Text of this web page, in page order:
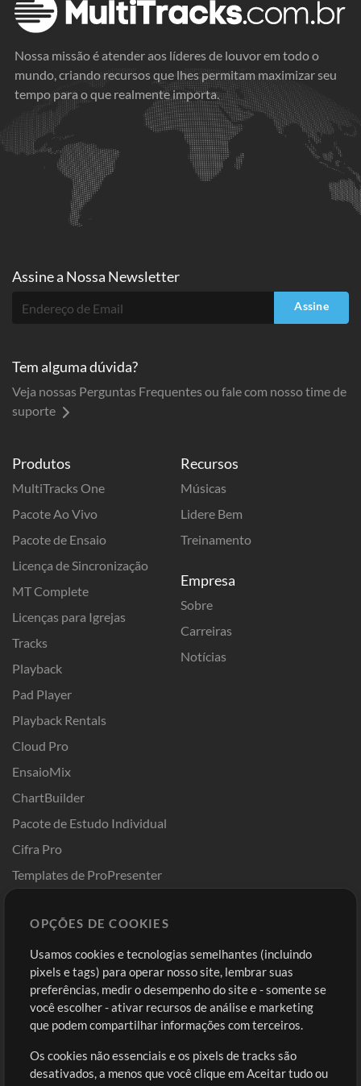
Nossa missão é atender aos líderes de louvor em todo o
mundo, criando recursos que lhes permitam maximizar seu
tempo para o que realmente importa.
Produtos
MultiTracks One
Pacote Ao Vivo
Pacote de Ensaio
Licença de Sincronização
MT Complete
Licenças para Igrejas
Tracks
Playback
Pad Player
Playback Rentals
Cloud Pro
EnsaioMix
ChartBuilder
Pacote de Estudo Individual
Cifra Pro
Templates de ProPresenter
Recursos
Músicas
Lidere Bem
Treinamento
Empresa
Sobre
Carreiras
Notícias
Comprar Créditos
Conteúdo Grátis
Solicite uma Música
Extras
Sessões
Entre
Cadastre-se
Ir ao carrinho
Assine a Nossa Newsletter
Assine
Tem alguma dúvida?
Veja nossas Perguntas Frequentes ou fale com nosso time de
suporte
OPÇÕES DE COOKIES
Usamos cookies e tecnologias semelhantes (incluindo
pixels e tags) para operar nosso site, lembrar suas
preferências, medir o desempenho do site e - somente se
você escolher - ativar recursos de análise e marketing
que podem compartilhar informações com terceiros.
Os cookies não essenciais e os pixels de tracks são
desativados, a menos que você clique em Aceitar tudo ou